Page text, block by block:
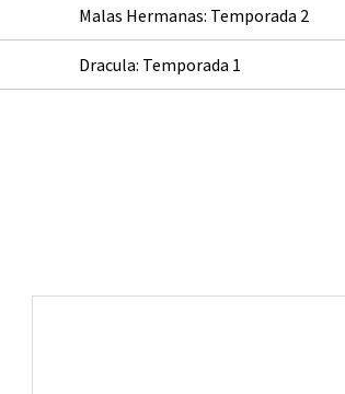
Malas Hermanas: Temporada 2
Dracula: Temporada 1